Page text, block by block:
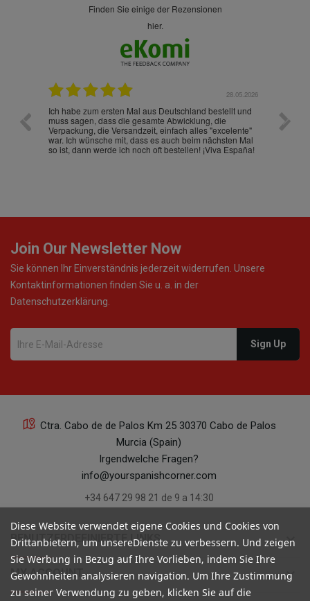
finden Sie einige der Rezensionen
hier.
28.05.2026
Ich habe zum ersten Mal aus Deutschland bestellt und
muss sagen, dass die gesamte Abwicklung, die
Verpackung, die Versandzeit, einfach alles "excelente"
war. Ich wünsche mit, dass es auch beim nächsten Mal
so ist, dann werde ich noch oft bestellen! ¡Viva España!
Die
gut
ist
Join Our Newsletter Now
Sie können Ihr Einverständnis jederzeit widerrufen. Unsere
Kontaktinformationen finden Sie u. a. in der
Datenschutzerklärung.
Ctra. Cabo de de Palos Km 25 30370 Cabo de Palos
Murcia (Spain)
Irgendwelche Fragen?
info@yourspanishcorner.com
+34 647 29 98 21 de 9 a 14:30
BENUTZERDEFINIERTE LINKS keyboard_arrow_down
MY ACCOUNT keyboard_arrow_down
Diese Website verwendet eigene Cookies und Cookies von
Drittanbietern, um unsereDienste zu verbessern. Und zeigen
Sie Werbung in Bezug auf Ihre Vorlieben, indem Sie Ihre
Gewohnheiten analysieren navigation. Um Ihre Zustimmung
zu seiner Verwendung zu geben, klicken Sie auf die